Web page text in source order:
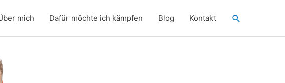
mich Dafür möchte ich kämpfen Blog Kontakt Suchen